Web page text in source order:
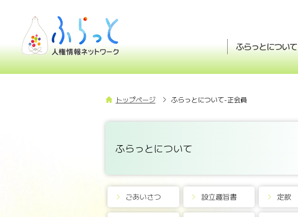
ふらっとについて
トップページ ふらっとについて-正会員
ふらっとについて
ごあいさつ 設立趣旨書 定款